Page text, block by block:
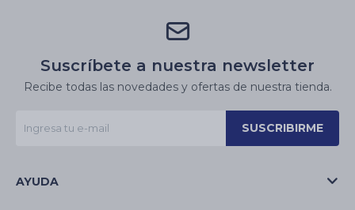
Suscríbete a nuestra newsletter
Recibe todas las novedades y ofertas de nuestra tienda.
SUSCRIBIRME
AYUDA